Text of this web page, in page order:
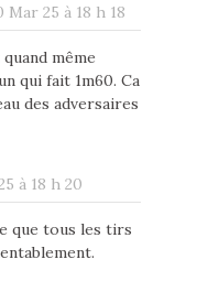
Mar 25 à 18 h 18
même
qui fait 1m60. Ca
des adversaires
à 18 h 20
que tous les tirs